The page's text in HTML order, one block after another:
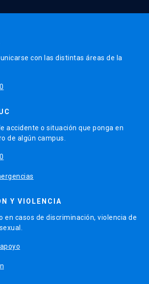
con las distintas áreas de la
accidente o situación que ponga en
de algún campus.
Y VIOLENCIA
en casos de discriminación, violencia de